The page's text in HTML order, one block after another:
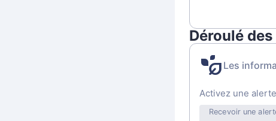
Déroulé
Les
Activez une
Recevoir une